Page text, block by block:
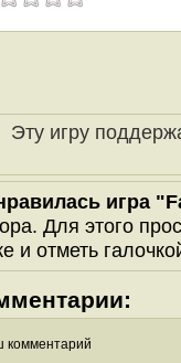
Эту игру
игра
Для этого
и отметь
комментарий